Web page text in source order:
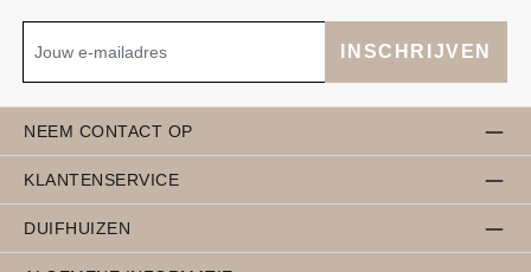
INSCHRIJVEN
NEEM CONTACT OP
KLANTENSERVICE
DUIFHUIZEN